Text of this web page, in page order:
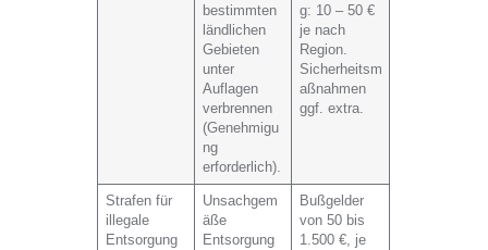
bestimmten
ländlichen
Gebieten
unter
Auflagen
verbrennen
(Genehmigu
ng
erforderlich).
g: 10 – 50 €
je nach
Region.
Sicherheitsm
aßnahmen
ggf. extra.
Strafen für
illegale
Entsorgung
Unsachgem
äße
Entsorgung
Bußgelder
von 50 bis
1.500 €, je